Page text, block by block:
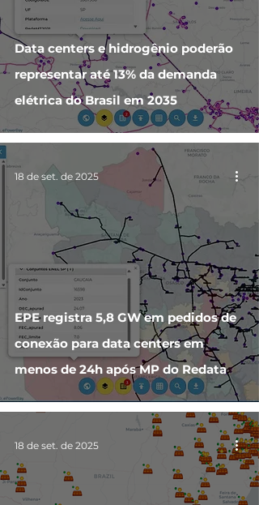
Data centers e hidrogênio poderão
representar até 13% da demanda
elétrica do Brasil em 2035
EPE registra 5,8 GW em pedidos de
conexão para data centers em
menos de 24h após MP do Redata
18 de set. de 2025
18 de set. de 2025